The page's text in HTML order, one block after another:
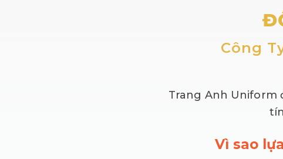
Công
Trang Anh Uniform
Vì sao